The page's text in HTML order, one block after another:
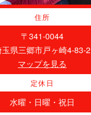
住所
〒341-0044
県三郷市戸ヶ崎4-83-2
マップを見る
定休日
水曜・日曜・祝日